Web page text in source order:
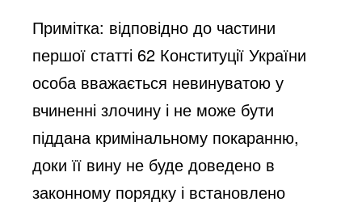
Примітка: відповідно до частини
першої статті 62 Конституції України
особа вважається невинуватою у
вчиненні злочину і не може бути
піддана кримінальному покаранню,
доки її вину не буде доведено в
законному порядку і встановлено